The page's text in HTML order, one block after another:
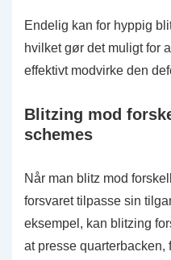
Endelig kan for hyppig
hvilket gør det muligt for
effektivt modvirke den
Blitzing mod
schemes
Når man blitz mod
forsvaret tilpasse sin
eksempel, kan blitzing
at presse